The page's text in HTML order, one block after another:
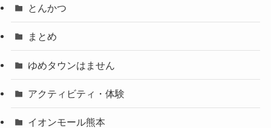
とんかつ
まとめ
ゆめタウンはません
アクティビティ・体験
イオンモール熊本